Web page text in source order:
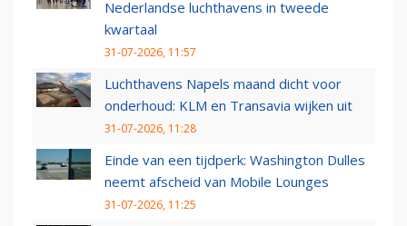
Nederlandse luchthavens in tweede
kwartaal
31-07-2026, 11:57
Luchthavens Napels maand dicht voor
onderhoud: KLM en Transavia wijken uit
31-07-2026, 11:28
Einde van een tijdperk: Washington Dulles
neemt afscheid van Mobile Lounges
31-07-2026, 11:25